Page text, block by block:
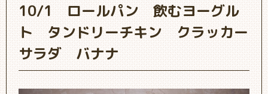
10/1 ロールパン 飲むヨーグル
ト タンドリーチキン クラッカー
サラダ バナナ